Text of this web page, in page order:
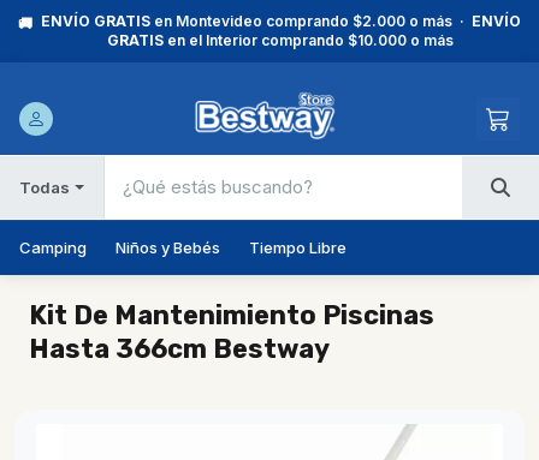
🚚 ENVÍO GRATISen Montevideo comprando $2.000 o más · ENVÍO
GRATIS en el Interior comprando $10.000 o más
Todas
Camping Niños y Bebés Tiempo Libre
Kit De Mantenimiento Piscinas
Hasta 366cm Bestway